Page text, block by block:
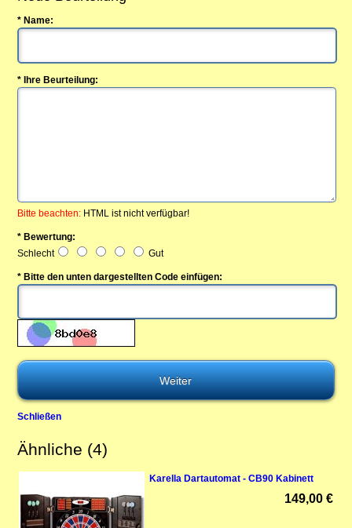
* Name:
* Ihre Beurteilung:
Bitte beachten: HTML ist nicht verfügbar!
* Bewertung:
Schlecht
Gut
* Bitte den unten dargestellten Code einfügen:
Schließen
Ähnliche (4)
Karella Dartautomat - CB90 Kabinett
149,00 €